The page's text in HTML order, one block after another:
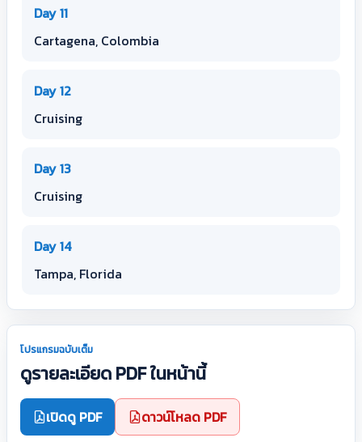
Day 11
Cartagena, Colombia
Day 12
Cruising
Day 13
Cruising
Day 14
Tampa, Florida
โปรแกรมฉบับเต็ม
ดูรายละเอียด PDF ในหน้านี้
เปิดดู PDF ดาวน์โหลด PDF